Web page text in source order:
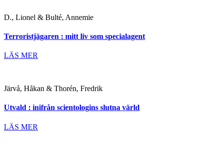
D., Lionel & Bulté, Annemie
Terroristjägaren : mitt liv som specialagent
LÄS MER
Järvå, Håkan & Thorén, Fredrik
Utvald : inifrån scientologins slutna värld
LÄS MER